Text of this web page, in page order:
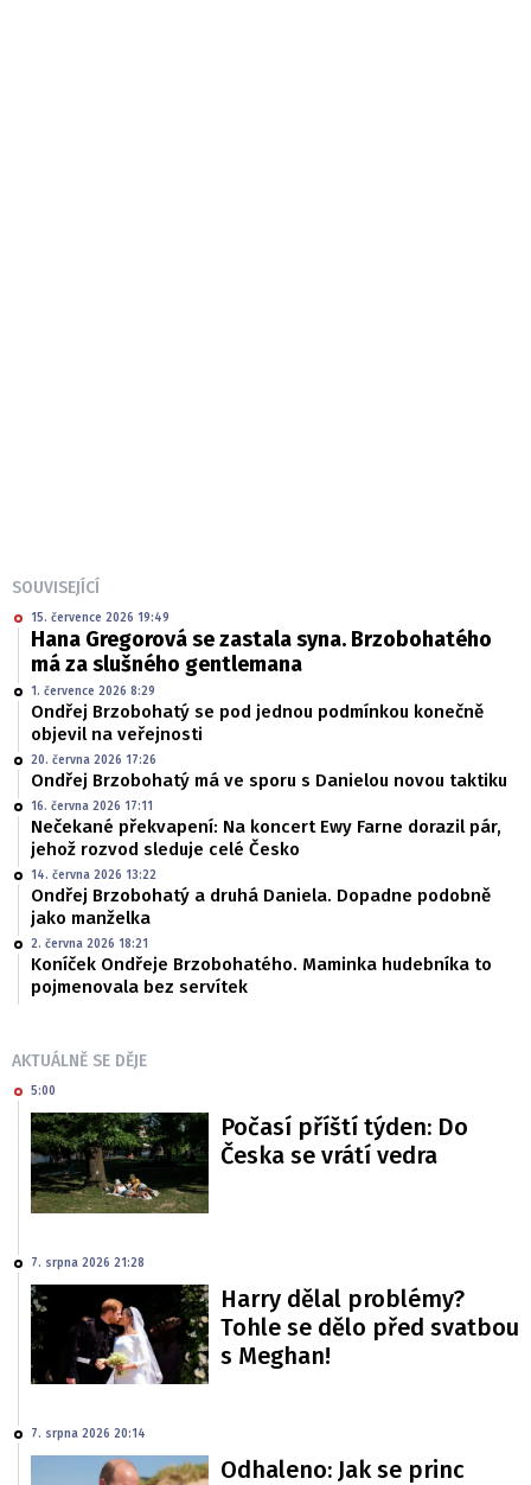
SOUVISEJÍCÍ
15. července 2026 19:49
Hana Gregorová se zastala syna. Brzobohatého
má za slušného gentlemana
1. července 2026 8:29
Ondřej Brzobohatý se pod jednou podmínkou konečně
objevil na veřejnosti
20. června 2026 17:26
Ondřej Brzobohatý má ve sporu s Danielou novou taktiku
16. června 2026 17:11
Nečekané překvapení: Na koncert Ewy Farne dorazil pár,
jehož rozvod sleduje celé Česko
14. června 2026 13:22
Ondřej Brzobohatý a druhá Daniela. Dopadne podobně
jako manželka
2. června 2026 18:21
Koníček Ondřeje Brzobohatého. Maminka hudebníka to
pojmenovala bez servítek
AKTUÁLNĚ SE DĚJE
5:00
Počasí příští týden: Do
Česka se vrátí vedra
7. srpna 2026 21:28
Harry dělal problémy?
Tohle se dělo před svatbou
s Meghan!
7. srpna 2026 20:14
Odhaleno: Jak se princ